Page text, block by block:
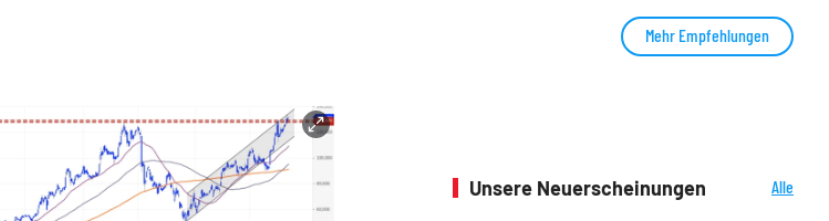
Mehr Empfehlungen
Unsere Neuerscheinungen
Alle